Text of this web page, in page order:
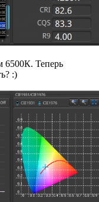
6500К. Теперь
:)